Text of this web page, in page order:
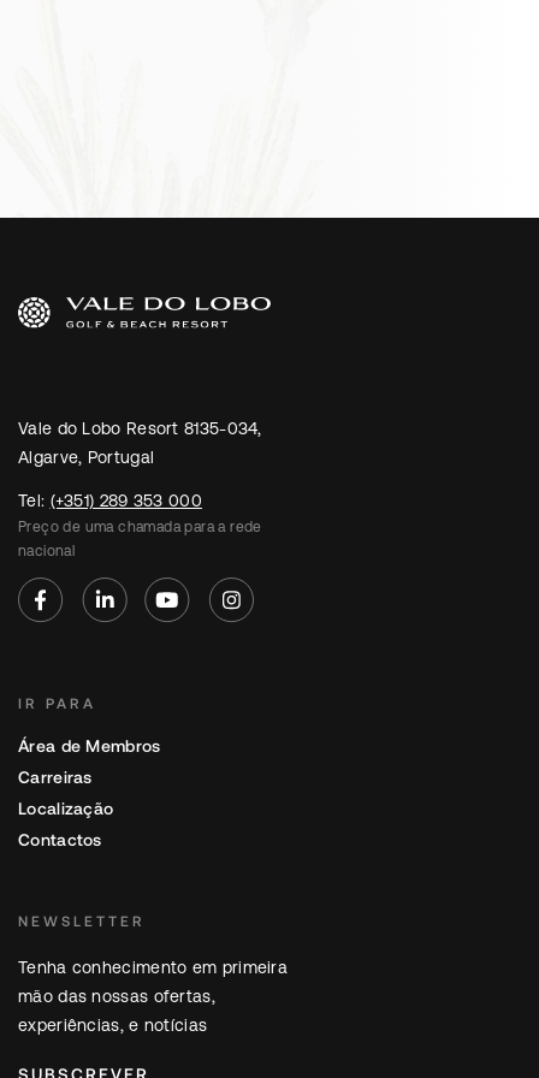
Vale do Lobo Resort 8135-034,
Algarve, Portugal
Tel: (+351) 289 353 000
Preço de uma chamada para a rede
nacional
IR PARA
Área de Membros
Carreiras
Localização
Contactos
NEWSLETTER
Tenha conhecimento em primeira
mão das nossas ofertas,
experiências, e notícias